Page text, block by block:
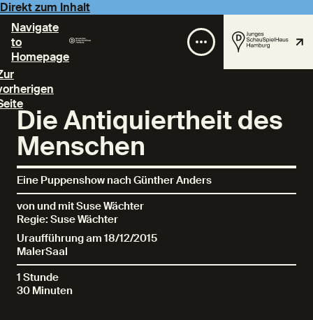
Direkt zum Inhalt
Navigate
to
Homepage
Die Antiquiertheit des
Menschen
Eine Puppenshow nach Günther Anders
von und mit Suse Wächter
Regie: Suse Wächter
Uraufführung am 18/12/2015
MalerSaal
1 Stunde
30 Minuten